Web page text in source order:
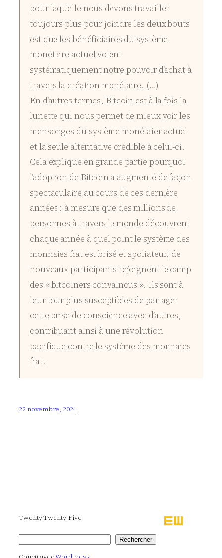
pour laquelle nous devons travailler
toujours plus pour joindre les deux bouts
est que les bénéficiaires du système
monétaire actuel volent
systématiquement notre pouvoir d’achat à
travers la création monétaire. (…)
En d’autres termes, Bitcoin est à la fois la
lunette qui nous permet de mieux voir les
mensonges du système monétaier actuel
et la seule alternative crédible à celui-ci.
Cela explique en grande partie pourquoi
l’adoption de Bitcoin a augmenté de façon
spectaculaire au cours de ces dernière
années : à mesure que des millions de
personnes à travers le monde découvrent
chaque année à quel point le système des
monnaies fiat est brisé et spoliateur, de
nouveaux participants rejoignent le camp
des « bitcoiners convaincus ». Ils sont à
leur tour plus susceptibles de partager
cette prise de conscience avec d’autres,
contribuant ainsi à une révolution
pacifique contre le système des monnaies
fiat.
22 novembre, 2024
Twenty Twenty-Five
Rechercher Rechercher
Conçu avecWordPress